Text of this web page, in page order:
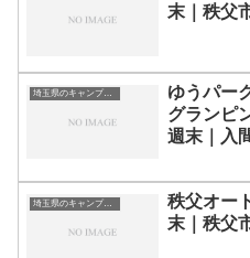
末｜秩父
埼玉県のキャンプ場一覧
ゆうパー
グランピ
週末｜入
埼玉県のキャンプ場一覧
秩父オー
末｜秩父